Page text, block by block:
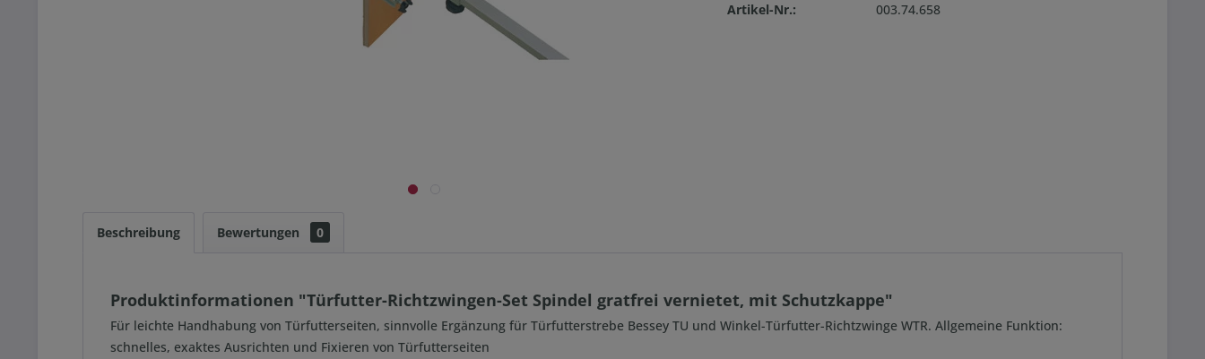
Artikel-Nr.: 003.74.658
Beschreibung Bewertungen 0
Produktinformationen "Türfutter-Richtzwingen-Set Spindel gratfrei vernietet, mit Schutzkappe"
Für leichte Handhabung von Türfutterseiten, sinnvolle Ergänzung für Türfutterstrebe Bessey TU und Winkel-Türfutter-Richtzwinge WTR. Allgemeine Funktion:
schnelles, exaktes Ausrichten und Fixieren von Türfutterseiten